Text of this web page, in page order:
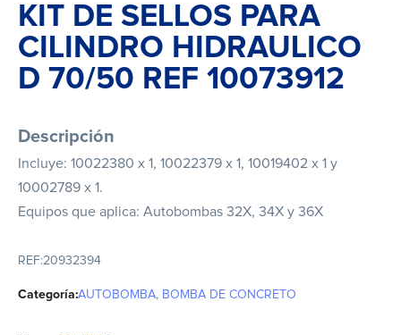
KIT DE SELLOS PARA
CILINDRO HIDRAULICO
D 70/50 REF 10073912
Descripción
Incluye: 10022380 x 1, 10022379 x 1, 10019402 x 1 y
10002789 x 1.
Equipos que aplica: Autobombas 32X, 34X y 36X
REF:20932394
Categoría:AUTOBOMBA, BOMBA DE CONCRETO